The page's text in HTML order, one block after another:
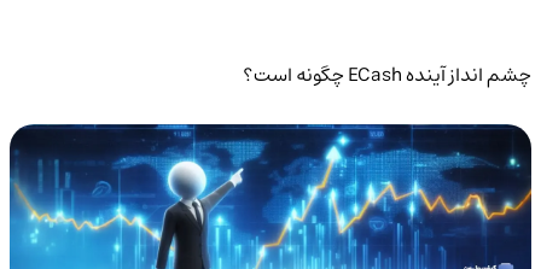
چشم انداز آینده ECash چگونه است؟